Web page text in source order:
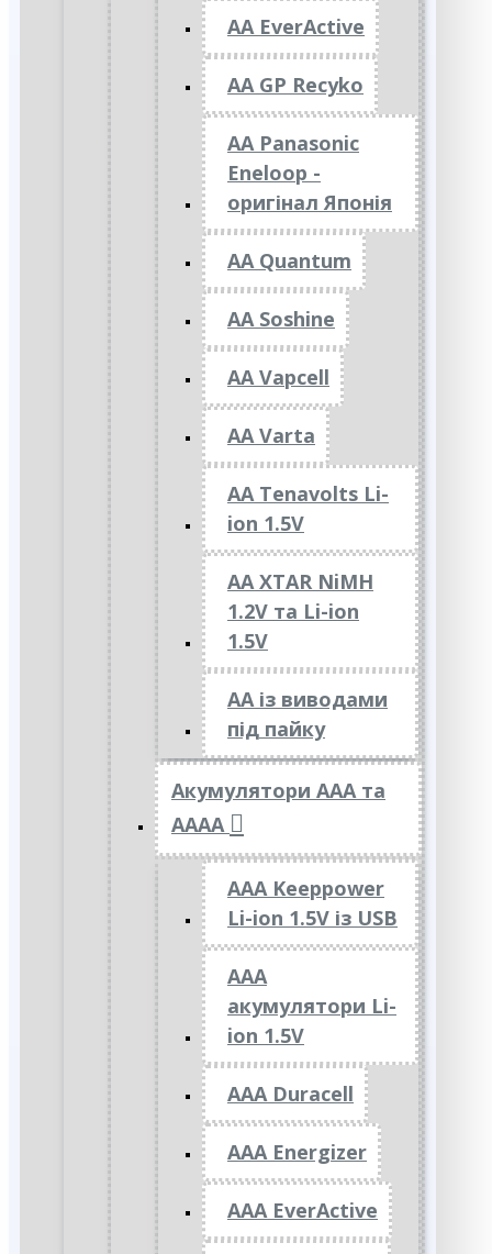
AA EverActive
AA GP Recyko
AA Panasonic
Eneloop -
оригінал Японія
AA Quantum
AA Soshine
AA Vapcell
AA Varta
AA Tenavolts Li-
ion 1.5V
AA XTAR NiMH
1.2V та Li-ion
1.5V
АА із виводами
під пайку
Акумулятори ААА та
АААА
AAA Keeppower
Li-ion 1.5V із USB
ААА
акумулятори Li-
ion 1.5V
AAA Duracell
AAA Energizer
AAA EverActive